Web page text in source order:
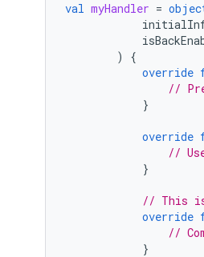
val myHandler =
)
{
override
//
}
override
//
}
// This is
override
//
}